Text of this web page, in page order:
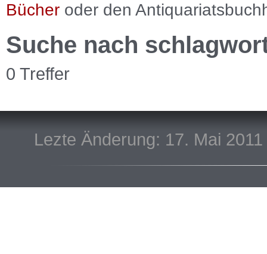
Bücher oder den
Suche nach
0 Treffer
Lezte Änderung: 17. Mai